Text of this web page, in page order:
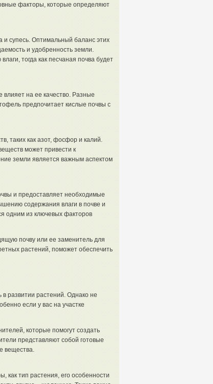
факторы, которые определяют
и супесь. Оптимальный баланс этих
и удобренность земли.
тогда как песчаная почва будет
на ее качество. Разные
предпочитает кислые почвы с
таких как азот, фосфор и калий.
может привести к
земли является важным аспектом
и предоставляет необходимые
содержания влаги в почве и
одним из ключевых факторов
почву или ее заменитель для
растений, поможет обеспечить
развитии растений. Однако не
если у вас на участке
которые помогут создать
представляют собой готовые
вещества.
как тип растения, его особенности